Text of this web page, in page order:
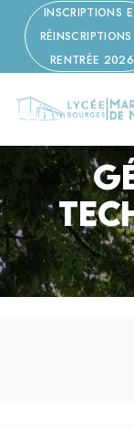
INSCRIPTIONS
RENTRÉE 2026